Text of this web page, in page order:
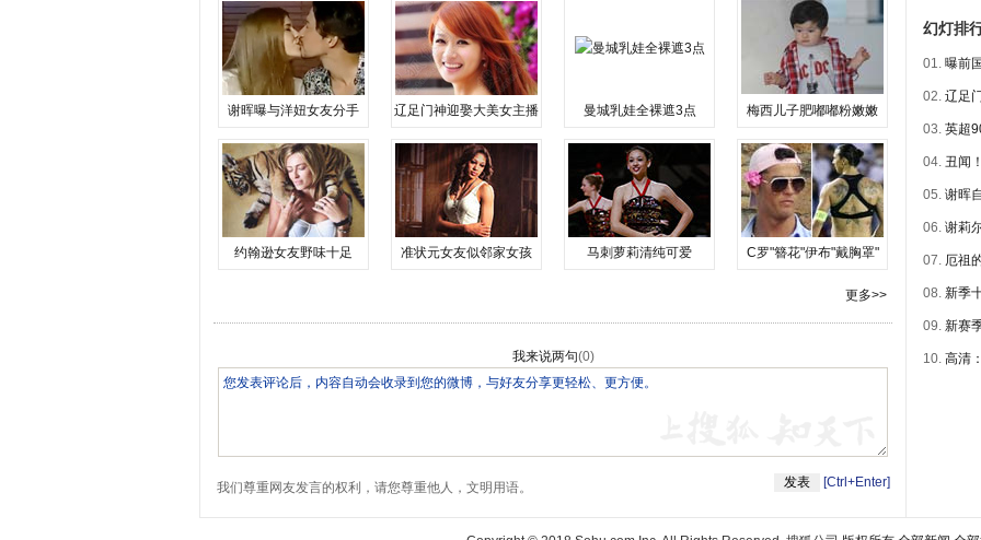
谢晖曝与洋妞女友分手 辽足门神迎娶大美女主播 曼城乳娃全裸遮3点 梅西儿子肥嘟嘟粉嫩嫩
约翰逊女友野味十足 准状元女友似邻家女孩 马刺萝莉清纯可爱 C罗"簪花"伊布"戴胸罩"
更多>>
我来说两句(0)
我们尊重网友发言的权利，请您尊重他人，文明用语。 [Ctrl+Enter]
幻灯排
01. 曝前
02. 辽足
03. 英超
04. 丑闻
05. 谢晖
06. 谢莉
07. 厄祖
08. 新季
09. 新赛
10. 高清